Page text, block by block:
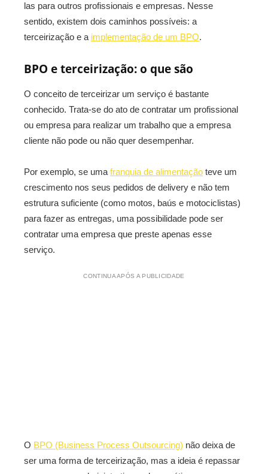
las para outros profissionais e empresas. Nesse
sentido, existem dois caminhos possíveis: a
terceirização e a implementação de um BPO.
BPO e terceirização: o que são
O conceito de terceirizar um serviço é bastante
conhecido. Trata-se do ato de contratar um profissional
ou empresa para realizar um trabalho que a empresa
cliente não pode ou não quer desempenhar.
Por exemplo, se uma franquia de alimentação teve um
crescimento nos seus pedidos de delivery e não tem
estrutura suficiente (como motos, baús e motociclistas)
para fazer as entregas, uma possibilidade pode ser
contratar uma empresa que preste apenas esse
serviço.
CONTINUA APÓS A PUBLICIDADE
O BPO (Business Process Outsourcing) não deixa de
ser uma forma de terceirização, mas a ideia é repassar